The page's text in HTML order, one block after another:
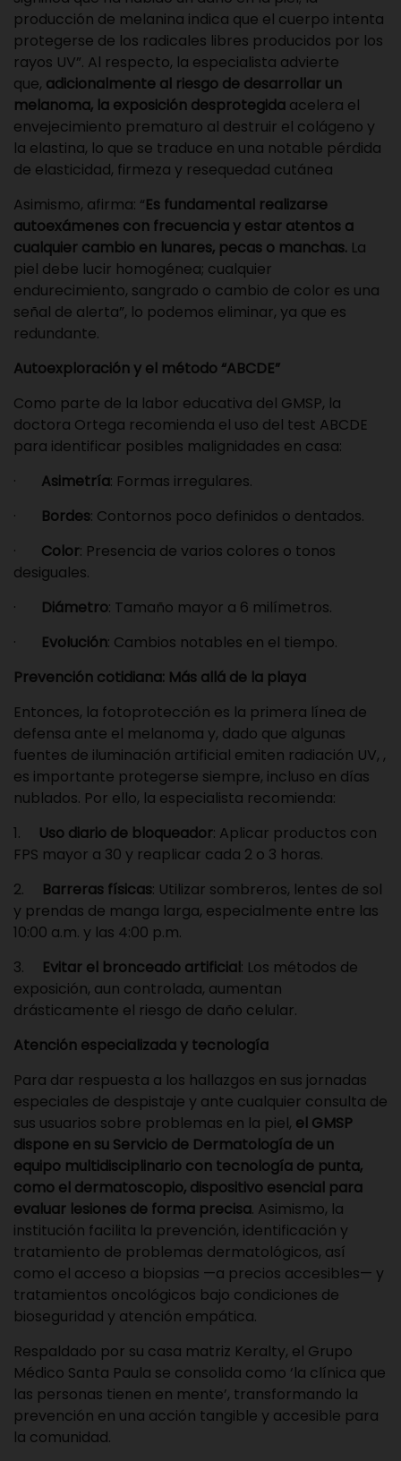
producción de melanina indica que el cuerpo intenta
protegerse de los radicales libres producidos por los
rayos UV”. Al respecto, la especialista advierte
que, adicionalmente al riesgo de desarrollar un
melanoma, la exposición desprotegida acelera el
envejecimiento prematuro al destruir el colágeno y
la elastina, lo que se traduce en una notable pérdida
de elasticidad, firmeza y resequedad cutánea
Asimismo, afirma: “Es fundamental realizarse
autoexámenes con frecuencia y estar atentos a
cualquier cambio en lunares, pecas o manchas. La
piel debe lucir homogénea; cualquier
endurecimiento, sangrado o cambio de color es una
señal de alerta”, lo podemos eliminar, ya que es
redundante.
Autoexploración y el método “ABCDE”
Como parte de la labor educativa del GMSP, la
doctora Ortega recomienda el uso del test ABCDE
para identificar posibles malignidades en casa:
· Asimetría: Formas irregulares.
· Bordes: Contornos poco definidos o dentados.
· Color: Presencia de varios colores o tonos
desiguales.
· Diámetro: Tamaño mayor a 6 milímetros.
· Evolución: Cambios notables en el tiempo.
Prevención cotidiana: Más allá de la playa
Entonces, la fotoprotección es la primera línea de
defensa ante el melanoma y, dado que algunas
fuentes de iluminación artificial emiten radiación UV, ,
es importante protegerse siempre, incluso en días
nublados. Por ello, la especialista recomienda:
1. Uso diario de bloqueador: Aplicar productos con
FPS mayor a 30 y reaplicar cada 2 o 3 horas.
2. Barreras físicas: Utilizar sombreros, lentes de sol
y prendas de manga larga, especialmente entre las
10:00 a.m. y las 4:00 p.m.
3. Evitar el bronceado artificial: Los métodos de
exposición, aun controlada, aumentan
drásticamente el riesgo de daño celular.
Atención especializada y tecnología
Para dar respuesta a los hallazgos en sus jornadas
especiales de despistaje y ante cualquier consulta de
sus usuarios sobre problemas en la piel, el GMSP
dispone en su Servicio de Dermatología de un
equipo multidisciplinario con tecnología de punta,
como el dermatoscopio, dispositivo esencial para
evaluar lesiones de forma precisa. Asimismo, la
institución facilita la prevención, identificación y
tratamiento de problemas dermatológicos, así
como el acceso a biopsias —a precios accesibles— y
tratamientos oncológicos bajo condiciones de
bioseguridad y atención empática.
Respaldado por su casa matriz Keralty, el Grupo
Médico Santa Paula se consolida como ‘la clínica que
las personas tienen en mente’, transformando la
prevención en una acción tangible y accesible para
la comunidad.